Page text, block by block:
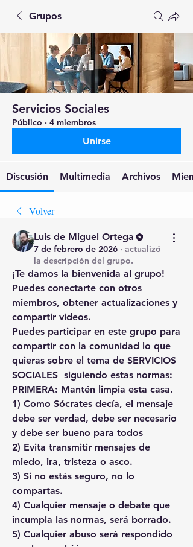
Grupos
Servicios Sociales
Público · 4 miembros
Unirse
Discusión Multimedia Archivos
Volver
Luis de Miguel Ortega
7 de febrero de 2026 · actualizó
la descripción del grupo.
¡Te damos la bienvenida al grupo!
Puedes conectarte con otros
miembros, obtener actualizaciones y
compartir videos.
Puedes participar en este grupo para
compartir con la comunidad lo que
quieras sobre el tema de SERVICIOS
SOCIALES  siguiendo estas normas:
PRIMERA: Mantén limpia esta casa.
1) Como Sócrates decía, el mensaje
debe ser verdad, debe ser necesario
y debe ser bueno para todos
2) Evita transmitir mensajes de
miedo, ira, tristeza o asco.
3) Si no estás seguro, no lo
compartas.
4) Cualquier mensaje o debate que
incumpla las normas, será borrado.
5) Cualquier abuso será respondido